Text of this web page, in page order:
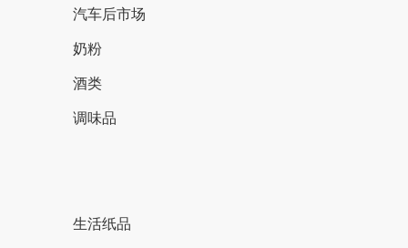
汽车后市场
奶粉
酒类
调味品
生活纸品